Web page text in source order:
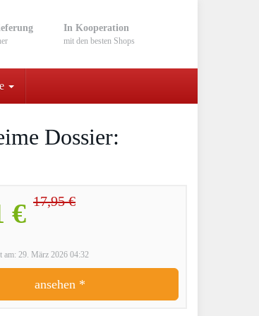
In Kooperation
mit den besten Shops
Dossier:
€ 17,95 €
am: 29. März 2026 04:32
ansehen *